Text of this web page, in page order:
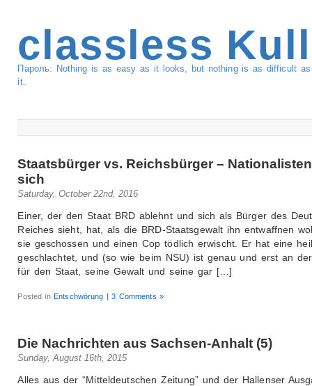
classless
Пароль: Nothing is as easy as it looks, but nothing is as difficult
it.
Staatsbürger vs. Reichsbürger –
sich
Saturday, October 22nd, 2016
Einer, der den Staat BRD ablehnt und sich als Bürger des
Reiches sieht, hat, als die BRD-Staatsgewalt ihn entwaffnen
sie geschossen und einen Cop tödlich erwischt. Er hat eine
geschlachtet, und (so wie beim NSU) ist genau und erst an
für den Staat, seine Gewalt und seine gar […]
Posted inEntschwörung | 3 Comments »
Die Nachrichten aus Sachsen-Anhalt (5)
Sunday, August 16th, 2015
Alles aus der “Mitteldeutschen Zeitung” und der Hallenser